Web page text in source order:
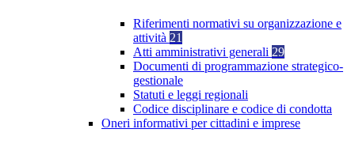
Riferimenti normativi su organizzazione e
attività 21
Atti amministrativi generali 29
Documenti di programmazione strategico-
gestionale
Statuti e leggi regionali
Codice disciplinare e codice di condotta
Oneri informativi per cittadini e imprese